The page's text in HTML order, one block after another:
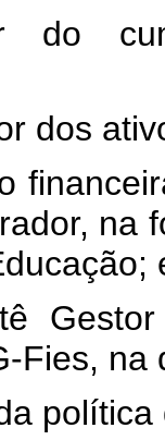
do
dos
na
Fies, na